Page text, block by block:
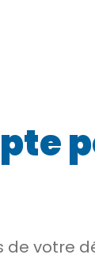
de votre